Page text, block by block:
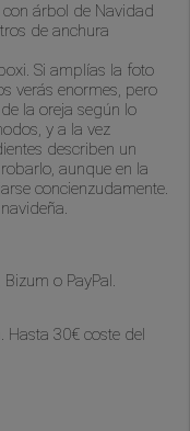
con árbol de Navidad
de anchura
Si amplías la foto
verás enormes, pero
la oreja según lo
y a la vez
describen un
aunque en la
concienzudamente.
o PayPal.
Hasta 30€ coste del